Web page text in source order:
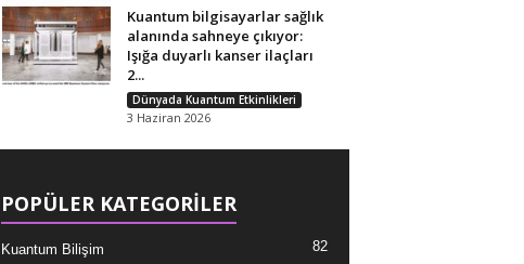
Kuantum bilgisayarlar sağlık
alanında sahneye çıkıyor:
Işığa duyarlı kanser ilaçları
2...
Dünyada Kuantum Etkinlikleri
3 Haziran 2026
POPÜLER KATEGORİLER
Kuantum Bilişim 82